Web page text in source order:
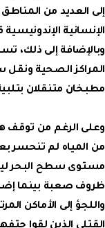
إلى العديد من
الإنسانية
وبالإضافة إلى ذلك،
المراكز الصحية
مطبخان متنقلان
وعلى الرغم من توقف
من المياه لم تنحسر
مستوى سطح البحر
ظروف صعبة بينما
واللجؤ إلى الأماكن